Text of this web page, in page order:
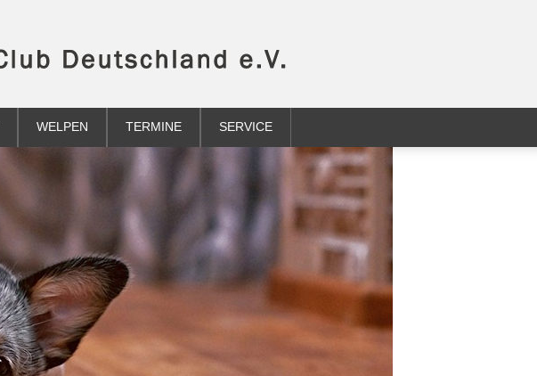
WELPEN TERMINE SERVICE